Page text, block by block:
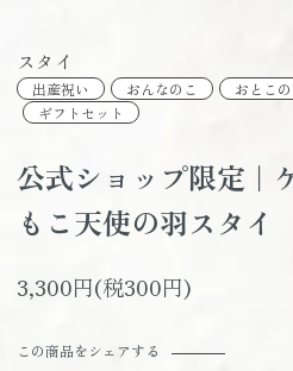
スタイ
出産祝い おんなのこ おとこの
ギフトセット
公式ショップ限定｜
もこ天使の羽スタイ
3,300円(税300円)
この商品をシェアする